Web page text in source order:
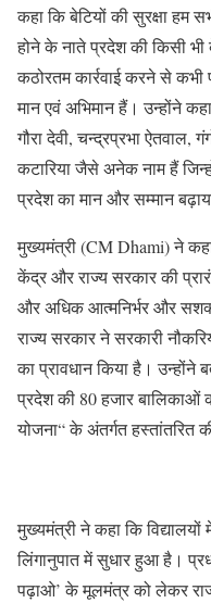
कहा कि बेटियों की सुरक्षा हम
होने के नाते प्रदेश की किसी
कठोरतम कार्रवाई करने से कभी
मान एवं अभिमान हैं। उन्होंने
गौरा देवी, चन्द्रप्रभा ऐतवाल,
कटारिया जैसे अनेक नाम हैं
प्रदेश का मान और सम्मान
मुख्यमंत्री (CM Dhami) ने
केंद्र और राज्य सरकार की
और अधिक आत्मनिर्भर और
राज्य सरकार ने सरकारी
का प्रावधान किया है। उन्होंने
प्रदेश की 80 हजार बालिकाओं
योजना“ के अंतर्गत हस्तांतरित
मुख्यमंत्री ने कहा कि
लिंगानुपात में सुधार हुआ है।
पढ़ाओ’ के मूलमंत्र को लेकर